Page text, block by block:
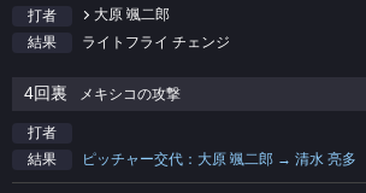
打者
大原 颯二郎
結果
ライトフライ チェンジ
4回裏 メキシコの攻撃
打者
結果
ピッチャー交代：大原 颯二郎 → 清水 亮多